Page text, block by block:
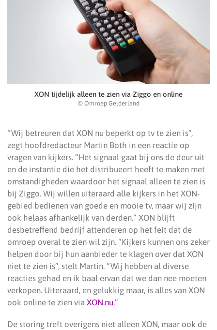
XON tijdelijk alleen te zien via Ziggo en online
© Omroep Gelderland
“Wij betreuren dat XON nu beperkt op tv te zien is”,
zegt hoofdredacteur Martin Both in een reactie op
vragen van kijkers. “Het signaal gaat bij ons de deur uit
en de instantie die het distribueert heeft te maken met
omstandigheden waardoor het signaal alleen te zien is
bij Ziggo. Wij willen uiteraard alle kijkers in het XON-
gebied bedienen van goede en mooie tv, maar wij zijn
ook helaas afhankelijk van derden.” XON blijft
desbetreffend bedrijf attenderen op het feit dat de
omroep overal te zien wil zijn. “Kijkers kunnen ons zeker
helpen door bij hun aanbieder te klagen over dat XON
niet te zien is”, stelt Martin. “Wij hebben al diverse
reacties gehad en ik baal ervan dat we dan nee moeten
verkopen. Uiteraard, en gelukkig maar, is alles van XON
ook online te zien via XON.nu.”
De storing treft overigens niet alleen XON, maar ook de